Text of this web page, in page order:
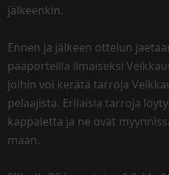
jälkeenkin.
Ennen ja jälkeen ottelun
pääporteilla ilmaiseksi
joihin voi kerätä tarroja
pelaajista. Erilaisia tarroja
kappaletta ja ne ovat
maan.